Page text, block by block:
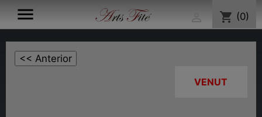
 shopping_cart (0)
VENUT